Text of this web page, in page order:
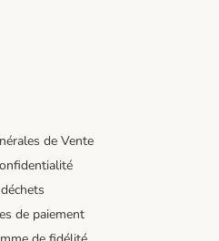
de Vente
de paiement